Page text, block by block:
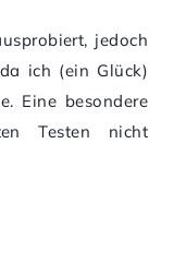
jedoch
ich (ein Glück)
Eine besondere
Testen nicht